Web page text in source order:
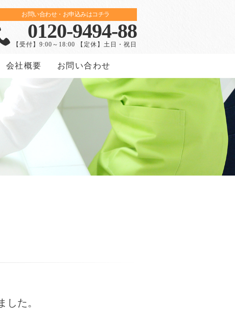
お問い合わせ・お申込みはコチラ
0120-9494-88
【受付】9:00～18:00 【定休】土日・祝日
会社概要 お問い合わせ
た。